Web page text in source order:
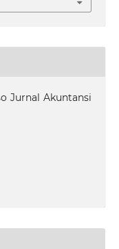
Jurnal Akuntansi